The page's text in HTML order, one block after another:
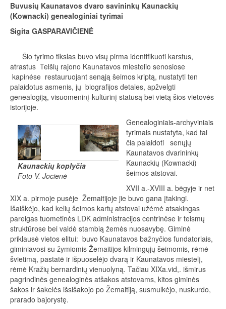
Buvusių Kaunatavos dvaro savininkų Kaunackių
(Kownacki) genealoginiai tyrimai
Sigita GASPARAVIČIENĖ
Šio tyrimo tikslas buvo visų pirma identifikuoti karstus,
atrastus Telšių rajono Kaunatavos miestelio senosiose
kapinėse restauruojant senąją šeimos kriptą, nustatyti ten
palaidotus asmenis, jų biografijos detales, apžvelgti
genealogiją, visuomeninį-kultūrinį statusą bei vietą šios vietovės
istorijoje.
Kaunackių koplyčia
Foto V. Jocienė
Genealoginiais-archyviniais
tyrimais nustatyta, kad tai
čia palaidoti senųjų
Kaunatavos dvarininkų
Kaunackių (Kownacki)
šeimos atstovai.
XVII a.-XVIII a. bėgyje ir net
XIX a. pirmoje pusėje Žemaitijoje jie buvo gana įtakingi.
Išaiškėjo, kad kelių šeimos kartų atstovai užėmė atsakingas
pareigas tuometinės LDK administracijos centrinėse ir teismų
struktūrose bei valdė stambią žemės nuosavybę. Giminė
priklausė vietos elitui: buvo Kaunatavos bažnyčios fundatoriais,
giminiavosi su žymiomis Žemaitijos kilmingųjų šeimomis, rėmė
švietimą, pastatė ir išpuoselėjo dvarą ir Kaunatavos miestelį,
rėmė Kražių bernardinių vienuolyną. Tačiau XIXa.vid,. išmirus
pagrindinės genealoginės atšakos atstovams, kitos giminės
šakos ir šakelės išsišakojo po Žemaitiją, susmulkėjo, nuskurdo,
prarado bajorystę.